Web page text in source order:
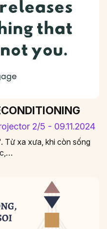
2/5 - 09.11.2024
Từ xa xưa, khi còn sống